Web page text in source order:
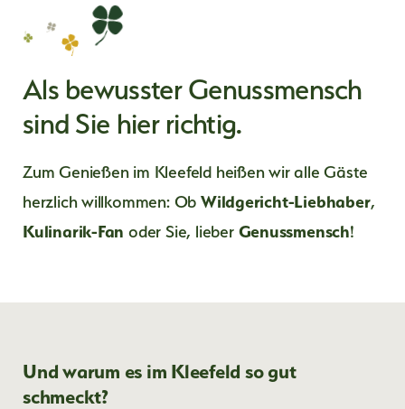
Als bewusster Genussmensch
sind Sie hier richtig.
Zum Genießen im Kleefeld heißen wir alle Gäste
herzlich willkommen: Ob Wildgericht-Liebhaber,
Kulinarik-Fan oder Sie, lieber Genussmensch!
Und warum es im Kleefeld so gut
schmeckt?